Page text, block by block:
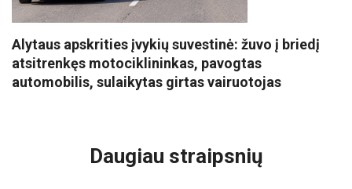
Alytaus apskrities įvykių suvestinė: žuvo į briedį
atsitrenkęs motociklininkas, pavogtas
automobilis, sulaikytas girtas vairuotojas
Daugiau straipsnių